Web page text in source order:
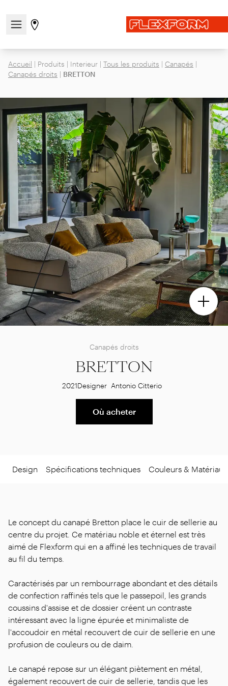
Ouvrir/fermer le menu de navigation
Aller à la page des magasins
Accueil | Produits | Interieur | Tous les produits | Canapés |
Canapés droits | BRETTON
Canapés droits
BRETTON
2021Designer Antonio Citterio
Où acheter
Design Spécifications techniques Couleurs & Matériaux
Le concept du canapé Bretton place le cuir de sellerie au
centre du projet. Ce matériau noble et éternel est très
aimé de Flexform qui en a affiné les techniques de travail
au fil du temps.
Caractérisés par un rembourrage abondant et des détails
de confection raffinés tels que le passepoil, les grands
coussins d'assise et de dossier créent un contraste
intéressant avec la ligne épurée et minimaliste de
l'accoudoir en métal recouvert de cuir de sellerie en une
profusion de couleurs ou de daim.
Le canapé repose sur un élégant piètement en métal,
également recouvert de cuir de sellerie, tandis que les